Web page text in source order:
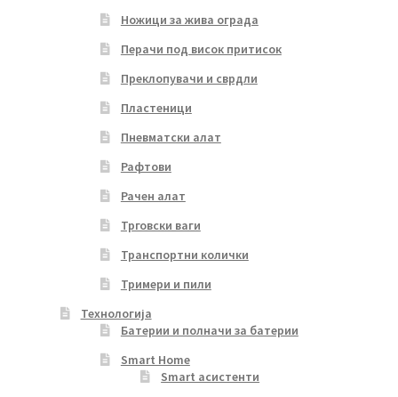
Ножици за жива ограда
Перачи под висок притисок
Преклопувачи и сврдли
Пластеници
Пневматски алат
Рафтови
Рачен алат
Трговски ваги
Транспортни колички
Тримери и пили
Технологија
Батерии и полначи за батерии
Smart Home
Smart асистенти